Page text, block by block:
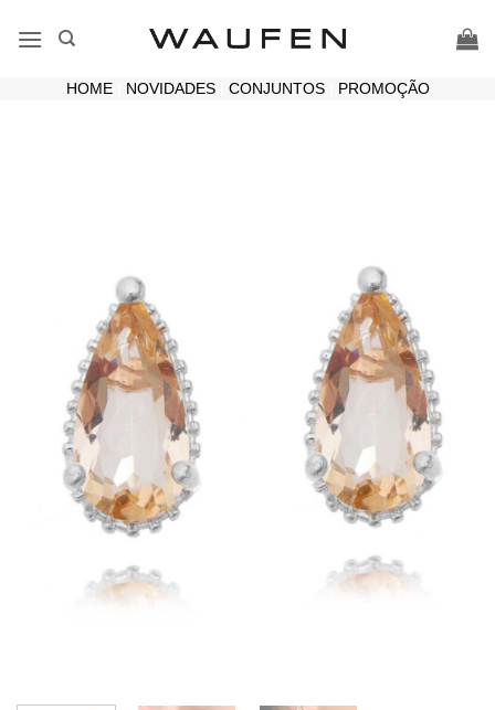
HOME| NOVIDADES| CONJUNTOS| PROMOÇÃO